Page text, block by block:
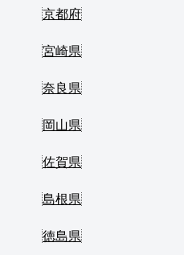
京都府
宮崎県
奈良県
岡山県
佐賀県
島根県
徳島県